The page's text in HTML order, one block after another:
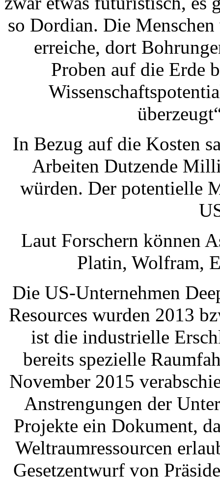
so Dordian. Die
erreiche, dort
Proben auf die Erde
In Bezug auf die Kosten
Arbeiten Dutzende
würden. Der potentielle
Laut Forschern können
Platin, Wolfram,
Die US-Unternehmen
Resources wurden 2013
ist die industrielle
bereits spezielle
November 2015
Anstrengungen der
Projekte ein Dokument,
Weltraumressourcen
Gesetzentwurf von